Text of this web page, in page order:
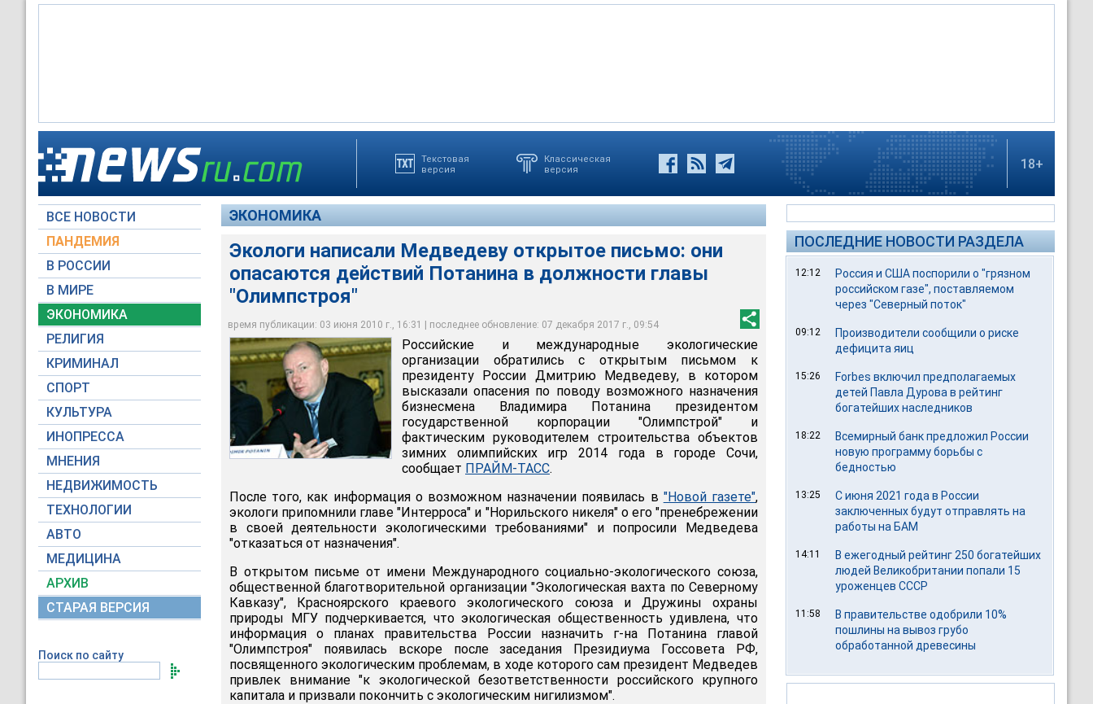
Текстовая
версия
Классическая
версия
18+
ВСЕ НОВОСТИ
ПАНДЕМИЯ
В РОССИИ
В МИРЕ
ЭКОНОМИКА
РЕЛИГИЯ
КРИМИНАЛ
СПОРТ
КУЛЬТУРА
ИНОПРЕССА
МНЕНИЯ
НЕДВИЖИМОСТЬ
ТЕХНОЛОГИИ
АВТО
МЕДИЦИНА
АРХИВ
СТАРАЯ ВЕРСИЯ
Поиск по сайту
ЭКОНОМИКА
Экологи написали Медведеву открытое письмо: они
опасаются действий Потанина в должности главы
"Олимпстроя"
время публикации: 03 июня 2010 г., 16:31 | последнее обновление: 07 декабря 2017 г., 09:54
Экологи написали Медведеву открытое письмо: они опасаются действий Потанина в
должности главы "Олимпстроя"
interros.ru
Российские и международные экологические
организации обратились с открытым письмом к
президенту России Дмитрию Медведеву, в котором
высказали опасения по поводу возможного назначения
бизнесмена Владимира Потанина президентом
государственной корпорации "Олимпстрой" и
фактическим руководителем строительства объектов
зимних олимпийских игр 2014 года в городе Сочи,
сообщает ПРАЙМ-ТАСС.
После того, как информация о возможном назначении появилась в "Новой газете",
экологи припомнили главе "Интерроса" и "Норильского никеля" о его "пренебрежении
в своей деятельности экологическими требованиями" и попросили Медведева
"отказаться от назначения".
В открытом письме от имени Международного социально-экологического союза,
общественной благотворительной организации "Экологическая вахта по Северному
Кавказу", Красноярского краевого экологического союза и Дружины охраны
природы МГУ подчеркивается, что экологическая общественность удивлена, что
информация о планах правительства России назначить г-на Потанина главой
"Олимпстроя" появилась вскоре после заседания Президиума Госсовета РФ,
посвященного экологическим проблемам, в ходе которого сам президент Медведев
привлек внимание "к экологической безответственности российского крупного
капитала и призвали покончить с экологическим нигилизмом".
ПОСЛЕДНИЕ НОВОСТИ РАЗДЕЛА
12:12
Россия и США поспорили о "грязном
российском газе", поставляемом
через "Северный поток"
09:12
Производители сообщили о риске
дефицита яиц
15:26
Forbes включил предполагаемых
детей Павла Дурова в рейтинг
богатейших наследников
18:22
Всемирный банк предложил России
новую программу борьбы с
бедностью
13:25
С июня 2021 года в России
заключенных будут отправлять на
работы на БАМ
14:11
В ежегодный рейтинг 250 богатейших
людей Великобритании попали 15
уроженцев СССР
11:58
В правительстве одобрили 10%
пошлины на вывоз грубо
обработанной древесины